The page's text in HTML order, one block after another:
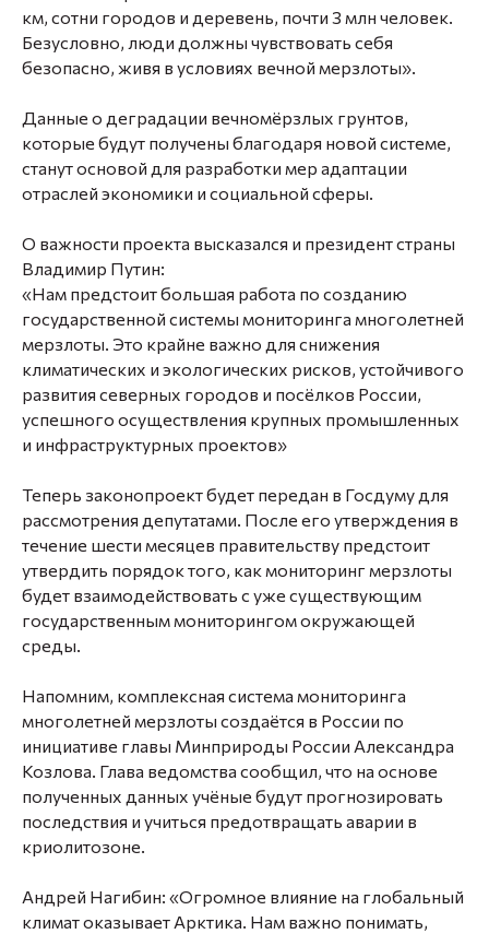
км, сотни городов и деревень, почти 3 млн человек.
Безусловно, люди должны чувствовать себя
безопасно, живя в условиях вечной мерзлоты».
Данные о деградации вечномёрзлых грунтов,
которые будут получены благодаря новой системе,
станут основой для разработки мер адаптации
отраслей экономики и социальной сферы.
О важности проекта высказался и президент страны
Владимир Путин:
«Нам предстоит большая работа по созданию
государственной системы мониторинга многолетней
мерзлоты. Это крайне важно для снижения
климатических и экологических рисков, устойчивого
развития северных городов и посёлков России,
успешного осуществления крупных промышленных
и инфраструктурных проектов»
Теперь законопроект будет передан в Госдуму для
рассмотрения депутатами. После его утверждения в
течение шести месяцев правительству предстоит
утвердить порядок того, как мониторинг мерзлоты
будет взаимодействовать с уже существующим
государственным мониторингом окружающей
среды.
Напомним, комплексная система мониторинга
многолетней мерзлоты создаётся в России по
инициативе главы Минприроды России Александра
Козлова. Глава ведомства сообщил, что на основе
полученных данных учёные будут прогнозировать
последствия и учиться предотвращать аварии в
криолитозоне.
Андрей Нагибин: «Огромное влияние на глобальный
климат оказывает Арктика. Нам важно понимать,